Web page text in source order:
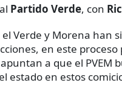
Partido Verde, con
el Verde y Morena han
en este proceso
a que el PVEM
estado en estos